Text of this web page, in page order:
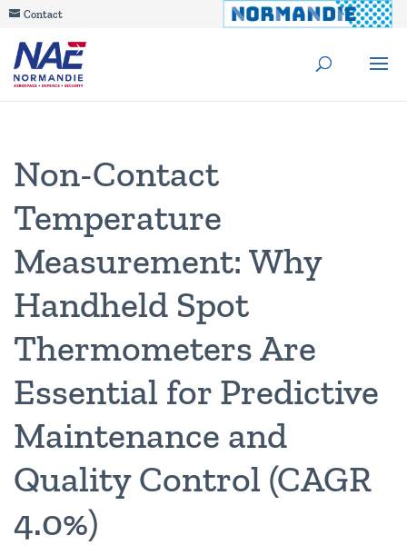
Contact
Non-Contact
Temperature
Measurement: Why
Handheld Spot
Thermometers Are
Essential for Predictive
Maintenance and
Quality Control (CAGR
4.0%)